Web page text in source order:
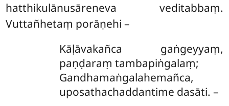
hatthikulānusāreneva veditabbaṃ.
Vuttañhetaṃ porāṇehi –
Kāḷāvakañca gaṅgeyyaṃ,
paṇḍaraṃ tambapiṅgalaṃ;
Gandhamaṅgalahemañca,
uposathachaddantime dasāti. –